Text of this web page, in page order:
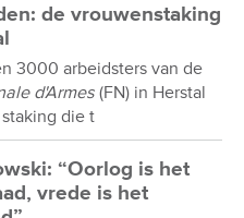
de vrouwenstaking
3000 arbeidsters van de
d'Armes(FN) in Herstal
die t
“Oorlog is het
vrede is het